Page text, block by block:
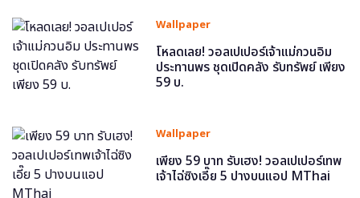
Wallpaper
โหลดเลย! วอลเปเปอร์เจ้าแม่กวนอิม
ประทานพร ชุดเปิดคลัง รับทรัพย์ เพียง
59 บ.
Wallpaper
เพียง 59 บาท รับเฮง! วอลเปเปอร์เทพ
เจ้าไฉ่ซิงเอี๊ย 5 ปางบนแอป MThai